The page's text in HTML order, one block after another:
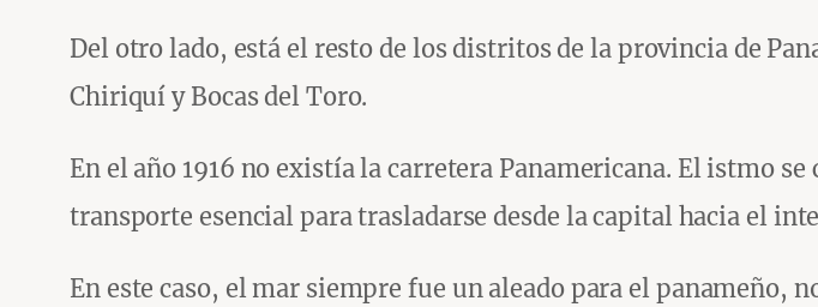
Del otro lado, está el resto de los distritos de la provincia de
Chiriquí y Bocas del Toro.
En el año 1916 no existía la carretera Panamericana. El istmo
transporte esencial para trasladarse desde la capital hacia el
En este caso, el mar siempre fue un aleado para el panameño,